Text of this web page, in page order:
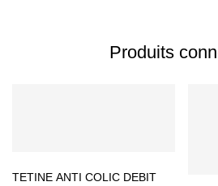
Produits
TETINE ANTI COLIC DEBIT